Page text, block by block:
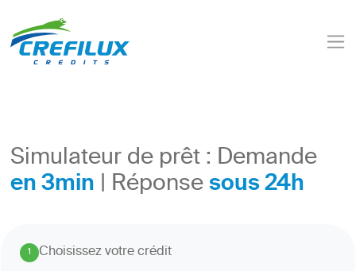
Simulateur de prêt : Demande
en 3min | Réponsesous 24h
1. Choisissez votre crédit